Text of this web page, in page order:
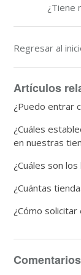
¿Tiene
Regresar al
Artículos
¿Puedo entrar
¿Cuáles
en nuestras
¿Cuáles son
¿Cuántas
¿Cómo
Comentarios